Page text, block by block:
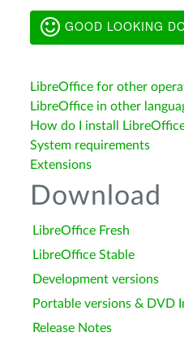
GOOD LOOKING
LibreOffice for other
LibreOffice in other
How do I install
System requirements
Extensions
Download
LibreOffice Fresh
LibreOffice Stable
Development versions
Portable versions & DVD
Release Notes